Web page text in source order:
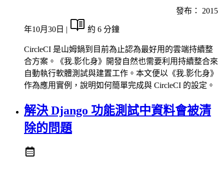
發布： 2015
年10月30日 | 約 6 分鐘
CircleCI 是山姆鍋到目前為止認為最好用的雲端持續整
合方案。《我.影化身》開發自然也需要利用持續整合來
自動執行軟體測試與建置工作。本文便以《我.影化身》
作為應用實例，說明如何簡單完成與 CircleCI 的設定。
解決 Django 功能測試中資料會被清
除的問題